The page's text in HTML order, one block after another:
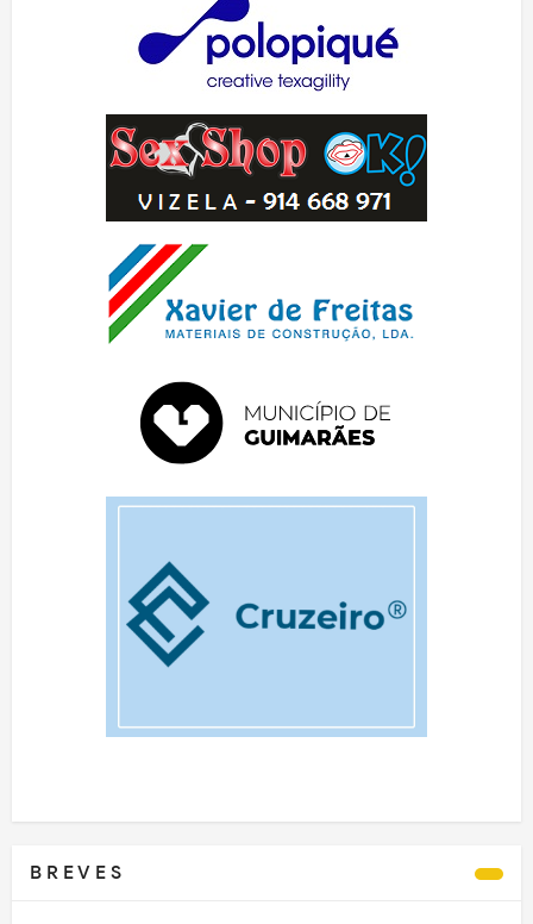
B R E V E S